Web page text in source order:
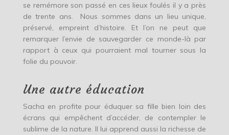
se remémore son passé en ces lieux foulés il y a près
de trente ans. Nous sommes dans un lieu unique,
préservé, empreint d’histoire. Et l’on ne peut que
remarquer l’envie de sauvegarder ce monde-là par
rapport à ceux qui pourraient mal tourner sous la
folie du pouvoir.
Une autre éducation
Sacha en profite pour éduquer sa fille bien loin des
écrans qui empêchent d’accéder, de contempler le
sublime de la nature. Il lui apprend aussi la richesse de